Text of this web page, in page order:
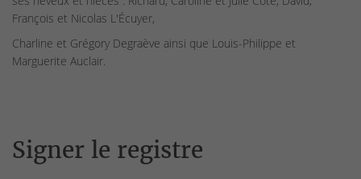
François et Nicolas L'Écuyer,
Charline et Grégory Degraève ainsi que Louis-Philippe et
Marguerite Auclair.
Signer le registre